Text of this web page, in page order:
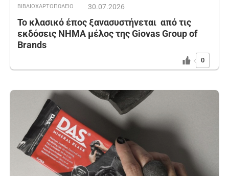
ΒΙΒΛΙΟΧΑΡΤΟΠΩΛΕΙΟ 30.07.2026
Το κλασικό έπος ξανασυστήνεται από τις
εκδόσεις ΝΗΜΑ μέλος της Giovas Group of
Brands
0